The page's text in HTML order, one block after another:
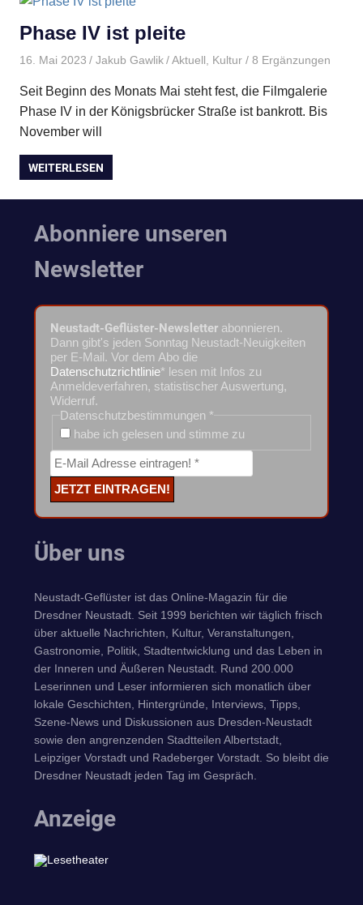
Phase IV ist pleite
16. Mai 2023 Jakub Gawlik Aktuell, Kultur/ 8 Ergänzungen
Seit Beginn des Monats Mai steht fest, die Filmgalerie
Phase IV in der Königsbrücker Straße ist bankrott. Bis
November will
WEITERLESEN
Abonniere unseren
Newsletter
Neustadt-Geflüster-Newsletter abonnieren.
Dann gibt's jeden Sonntag Neustadt-Neuigkeiten
per E-Mail. Vor dem Abo die
Datenschutzrichtlinie* lesen mit Infos zu
Anmeldeverfahren, statistischer Auswertung,
Widerruf.
Datenschutzbestimmungen *
habe ich gelesen und stimme zu
Über uns
Neustadt-Geflüster ist das Online-Magazin für die
Dresdner Neustadt. Seit 1999 berichten wir täglich frisch
über aktuelle Nachrichten, Kultur, Veranstaltungen,
Gastronomie, Politik, Stadtentwicklung und das Leben in
der Inneren und Äußeren Neustadt. Rund 200.000
Leserinnen und Leser informieren sich monatlich über
lokale Geschichten, Hintergründe, Interviews, Tipps,
Szene-News und Diskussionen aus Dresden-Neustadt
sowie den angrenzenden Stadtteilen Albertstadt,
Leipziger Vorstadt und Radeberger Vorstadt. So bleibt die
Dresdner Neustadt jeden Tag im Gespräch.
Anzeige